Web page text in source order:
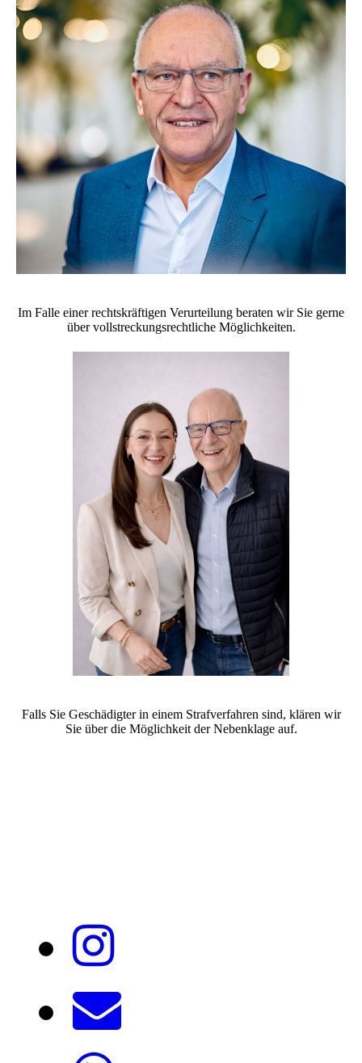
Im Falle einer rechtskräftigen Verurteilung beraten wir Sie gerne
über vollstreckungsrechtliche Möglichkeiten.
Falls Sie Geschädigter in einem Strafverfahren sind, klären wir
Sie über die Möglichkeit der Nebenklage auf.